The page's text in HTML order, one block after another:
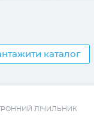
каталог
ЛІЧИЛЬНИК